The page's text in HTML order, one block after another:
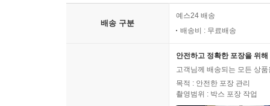
배송 구분
예스24 배송
배송비 : 무료배송
안전하고 정확한 포장을 위
고객님께 배송되는 모든 상
목적 : 안전한 포장 관리
촬영범위 : 박스 포장 작업